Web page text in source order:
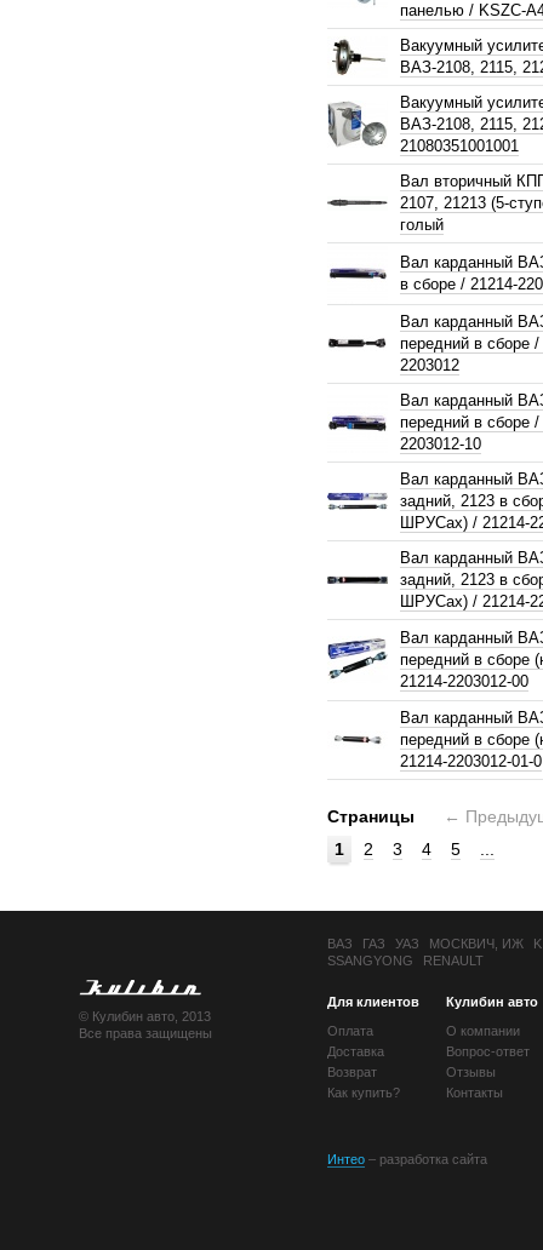
панелью / KSZC-
Вакуумный
ВАЗ-2108, 2115,
Вакуумный
ВАЗ-2108, 2115,
21080351001001
Вал вторичный
2107, 21213 (5-
голый
Вал карданный
в сборе / 21214-
Вал карданный
передний в сборе /
2203012
Вал карданный
передний в сборе /
2203012-10
Вал карданный
задний, 2123 в
ШРУСах) / 21214-
Вал карданный
задний, 2123 в
ШРУСах) / 21214-
Вал карданный
передний в сборе
21214-2203012-00
Вал карданный
передний в сборе
21214-2203012-01-0
Страницы ←
1
2 3 4 5
ВАЗ ГАЗ УАЗ МОСКВИЧ, ИЖ
SSANGYONG
RENAULT
Для клиентов
Кулибин авто
Оплата
Доставка
Возврат
Как купить?
О компании
Вопрос-ответ
Отзывы
Контакты
Интео – разработка сайта
© Кулибин авто, 2013
Все права защищены